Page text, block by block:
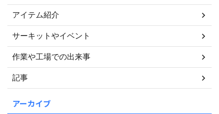
アイテム紹介
サーキットやイベント
作業や工場での出来事
記事
アーカイブ